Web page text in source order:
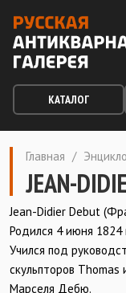
КАТАЛОГ
Главная /
JEAN-
Jean-Didier Debut
Родился 4 июня
Учился под
скульпторов Thomas
Марселя Дебю.